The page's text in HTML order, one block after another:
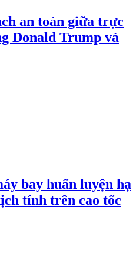
an toàn giữa trực
Donald Trump và
bay huấn luyện hạ
tính trên cao tốc